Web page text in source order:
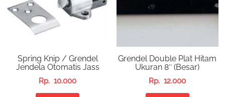
Spring Knip / Grendel
Jendela Otomatis Jass
Rp. 10.000
Grendel Double Plat Hitam
Ukuran 8″ (Besar)
Rp. 12.000